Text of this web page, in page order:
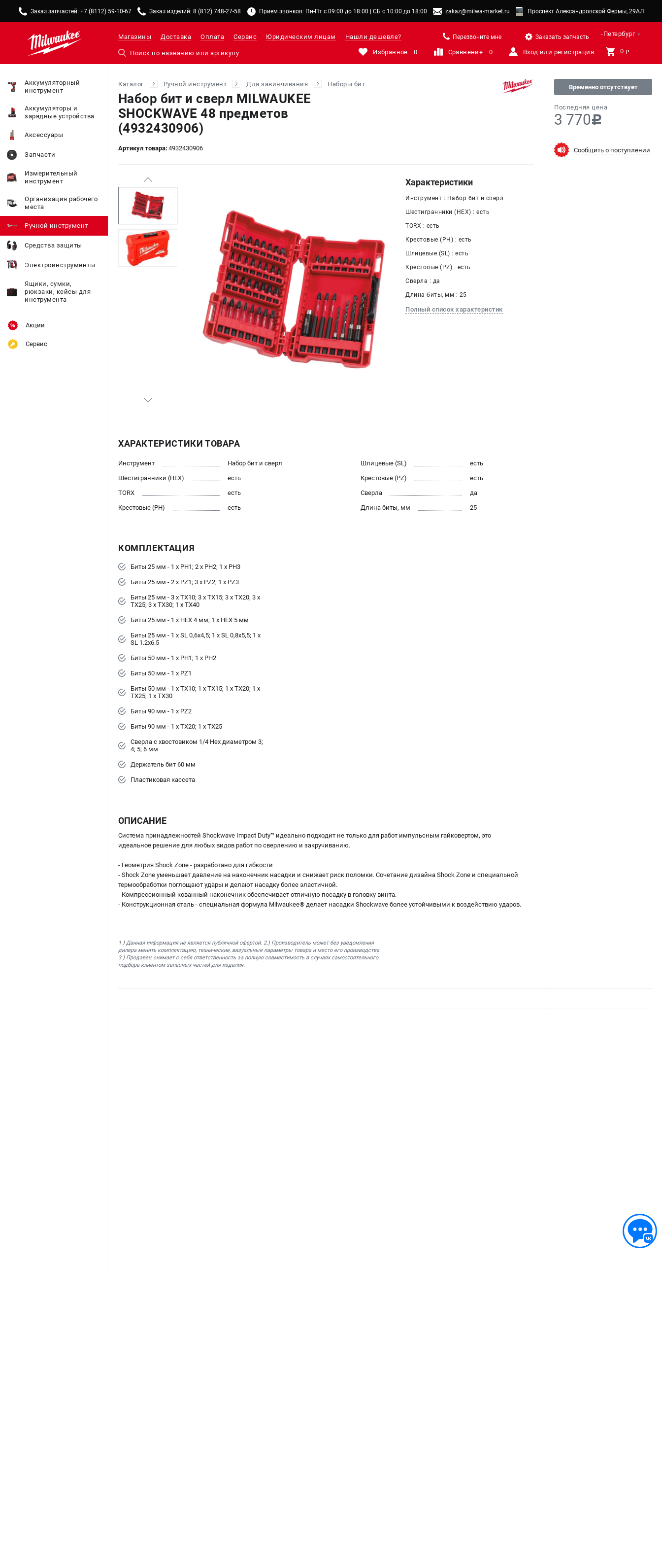
Заказ запчастей: +7 (8112) 59-10-67 Заказ изделий: 8 (812) 748-27-58 Прием звонков: Пн-Пт с 09:00 до 18:00 | СБ с 10:00 до 18:00 zakaz@milwa-market.ru Проспект Александровской Фермы, 29АЛ
Санкт-Петербург
Магазины Доставка Оплата Сервис Юридическим лицам Нашли дешевле? Перезвоните мне Заказать запчасть
Избранное 0 Сравнение 0 Вход или регистрация 0 ₽
Аккумуляторный
инструмент
Аккумуляторы и
зарядные устройства
Аксессуары
Запчасти
Измерительный
инструмент
Организация рабочего
места
Ручной инструмент
Средства защиты
Электроинструменты
Ящики, сумки,
рюкзаки, кейсы для
инструмента
Акции
Сервис
Каталог Ручной инструмент Для завинчивания Наборы бит
Набор бит и сверл MILWAUKEE
SHOCKWAVE 48 предметов
(4932430906)
Артикул товара: 4932430906
Временно отсутствует
Последняя цена
3 770c
Сообщить о поступлении
Характеристики
Инструмент : Набор бит и сверл
Шестигранники (HEX) : есть
TORX : есть
Крестовые (PH) : есть
Шлицевые (SL) : есть
Крестовые (PZ) : есть
Сверла : да
Длина биты, мм : 25
Полный список характеристик
ХАРАКТЕРИСТИКИ ТОВАРА
Инструмент
Набор бит и сверл
Шестигранники (HEX)
есть
TORX
есть
Крестовые (PH)
есть
Шлицевые (SL)
есть
Крестовые (PZ)
есть
Сверла
да
Длина биты, мм
25
КОМПЛЕКТАЦИЯ
Биты 25 мм - 1 x PH1; 2 x PH2; 1 x PH3
Биты 25 мм - 2 x PZ1; 3 x PZ2; 1 x PZ3
Биты 25 мм - 3 x TX10; 3 x TX15; 3 x TX20; 3 x
TX25; 3 x TX30; 1 x TX40
Биты 25 мм - 1 x HEX 4 мм; 1 x HEX 5 мм
Биты 25 мм - 1 x SL 0,6х4,5; 1 x SL 0,8х5,5; 1 x
SL 1.2х6.5
Биты 50 мм - 1 x PH1; 1 x PH2
Биты 50 мм - 1 x PZ1
Биты 50 мм - 1 x TX10; 1 x TX15; 1 x TX20; 1 x
TX25; 1 x TX30
Биты 90 мм - 1 x PZ2
Биты 90 мм - 1 x TX20; 1 x TX25
Сверла с хвостовиком 1/4 Hex диаметром 3;
4; 5; 6 мм
Держатель бит 60 мм
Пластиковая кассета
ОПИСАНИЕ
Система принадлежностей Shockwave Impact Duty™ идеально подходит не только для работ импульсным гайковертом, это
идеальное решение для любых видов работ по сверлению и закручиванию.
- Геометрия Shock Zone - разработано для гибкости
- Shock Zone уменьшает давление на наконечник насадки и снижает риск поломки. Сочетание дизайна Shock Zone и специальной
термообработки поглощают удары и делают насадку более эластичной.
- Компрессионный кованный наконечник обеспечивает отличную посадку в головку винта.
- Конструкционная сталь - специальная формула Milwaukee® делает насадки Shockwave более устойчивыми к воздействию ударов.
1.) Данная информация не является публичной офертой. 2.) Производитель может без уведомления
дилера менять комплектацию, технические, визуальные параметры товара и место его производства.
3.) Продавец снимает с себя ответственность за полную совместимость в случаях самостоятельного
подбора клиентом запасных частей для изделия.